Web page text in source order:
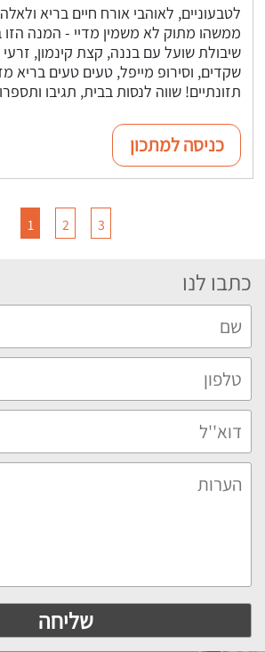
לטבעוניים, לאוהבי אורח חיים בריא
ממשהו מתוק לא משמין מדיי - המנה הזו
שיבולת שועל עם בננה, קצת קינמון, זרעי
שקדים, וסירופ מייפל, טעים טעים בריא
תזונתיים! שווה לנסות בבית, תגיבו
כניסה למתכון
1 2 3
כתבו לנו